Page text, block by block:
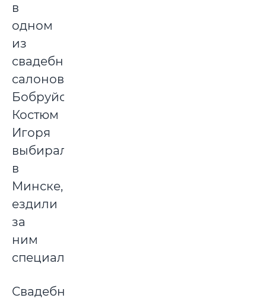
в
одном
из
свадебных
салонов
Бобруйска.
Костюм
Игоря
выбирали
в
Минске,
ездили
за
ним
специально.
Свадебное